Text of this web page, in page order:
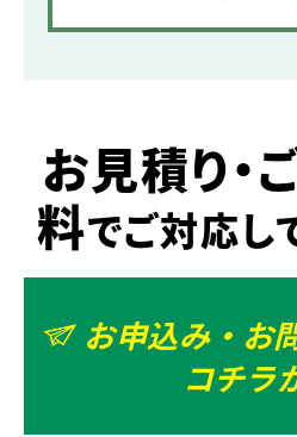
お見積り・
料でご対応し
お申込み・お
コチラ